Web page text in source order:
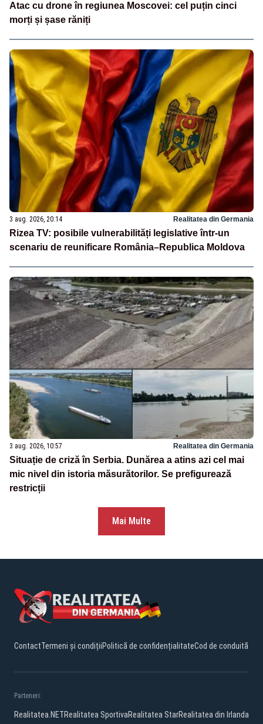
Atac cu drone în regiunea Moscovei: cel puțin cinci
morți și șase răniți
3 aug. 2026, 20:14 Realitatea din Germania
Rizea TV: posibile vulnerabilități legislative într-un
scenariu de reunificare România–Republica Moldova
3 aug. 2026, 10:57 Realitatea din Germania
Situație de criză în Serbia. Dunărea a atins azi cel mai
mic nivel din istoria măsurătorilor. Se prefigurează
restricții
Mai Multe
ContactTermeni și condițiiPolitică de confidențialitateCod de conduită
Parteneri:
Realitatea.NETRealitatea SportivaRealitatea StarRealitatea din Irlanda